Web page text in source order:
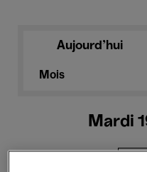
Aujourd'hui
Mois
Mardi